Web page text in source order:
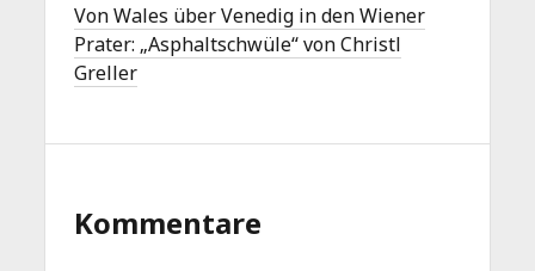
Von Wales über Venedig in den Wiener
Prater: „Asphaltschwüle“ von Christl
Greller
Kommentare